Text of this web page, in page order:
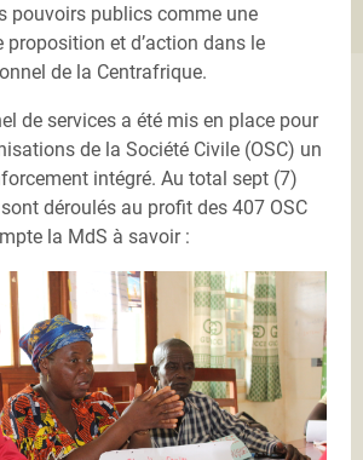
pouvoirs publics comme une
proposition et d’action dans le
de la Centrafrique.
de services a été mis en place pour
de la Société Civile (OSC) un
intégré. Au total sept (7)
déroulés au profit des 407 OSC
la MdS à savoir :